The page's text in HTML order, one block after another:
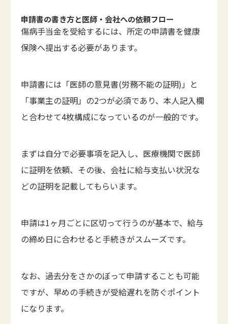
申請書の書き方と医師・会社への依頼フロー
傷病手当金を受給するには、所定の申請書を健康
保険へ提出する必要があります。
申請書には「医師の意見書(労務不能の証明)」と
「事業主の証明」の2つが必須であり、本人記入欄
と合わせて4枚構成になっているのが一般的です。
まずは自分で必要事項を記入し、医療機関で医師
に証明を依頼、その後、会社に給与支払い状況な
どの証明を記載してもらいます。
申請は1ヶ月ごとに区切って行うのが基本で、給与
の締め日に合わせると手続きがスムーズです。
なお、過去分をさかのぼって申請することも可能
ですが、早めの手続きが受給遅れを防ぐポイント
になります。